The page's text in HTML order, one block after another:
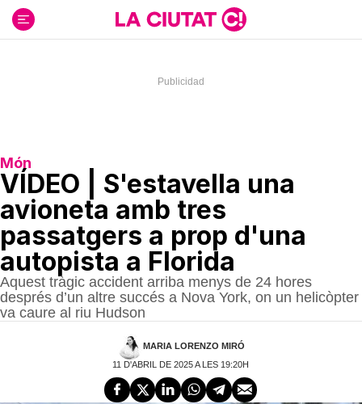
contenido
Món
VÍDEO | S'estavella una
avioneta amb tres
passatgers a prop d'una
autopista a Florida
Aquest tràgic accident arriba menys de 24 hores
després d’un altre succés a Nova York, on un helicòpter
va caure al riu Hudson
MARIA LORENZO MIRÓ
11 D'ABRIL DE 2025 A LES 19:20H